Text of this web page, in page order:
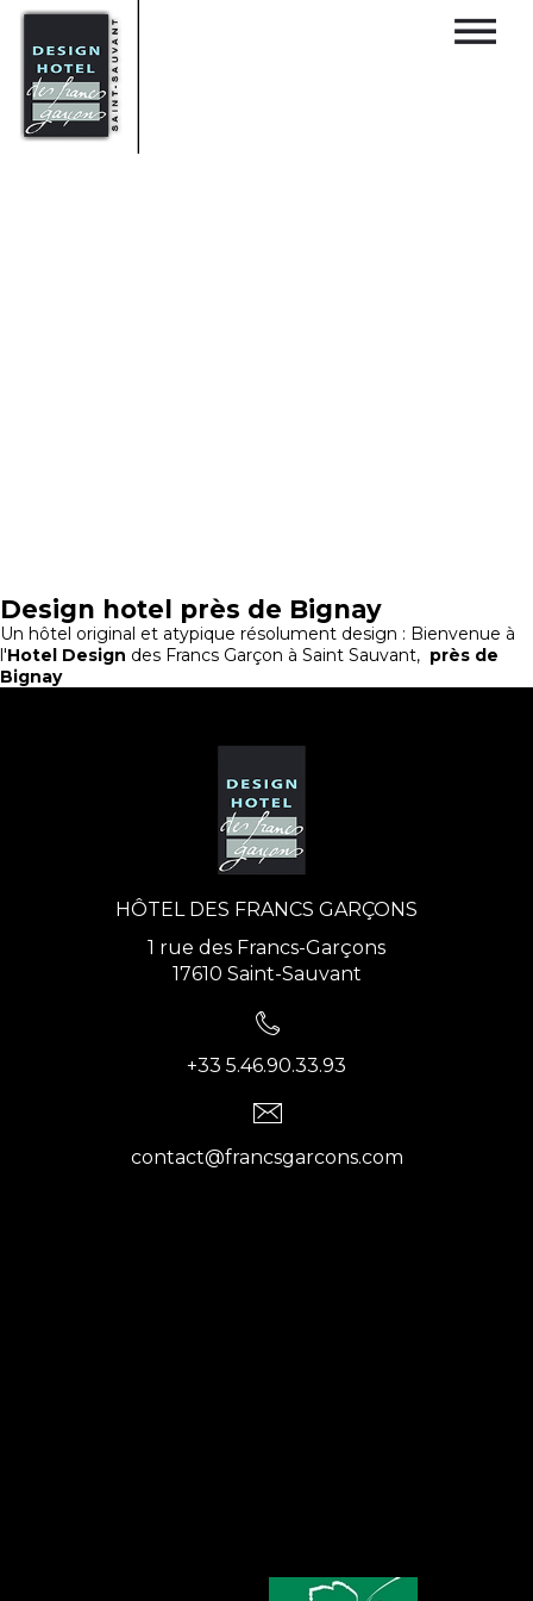
Design hotel près de Bignay
Un hôtel original et atypique résolument design : Bienvenue à
l'Hotel Design des Francs Garçon à Saint Sauvant, près de
Bignay
HÔTEL DES FRANCS GARÇONS
1 rue des Francs-Garçons
17610 Saint-Sauvant
+33 5.46.90.33.93
contact@francsgarcons.com